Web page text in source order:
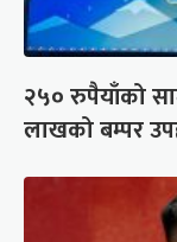
२५० रुपैयाँको
लाखको बम्पर